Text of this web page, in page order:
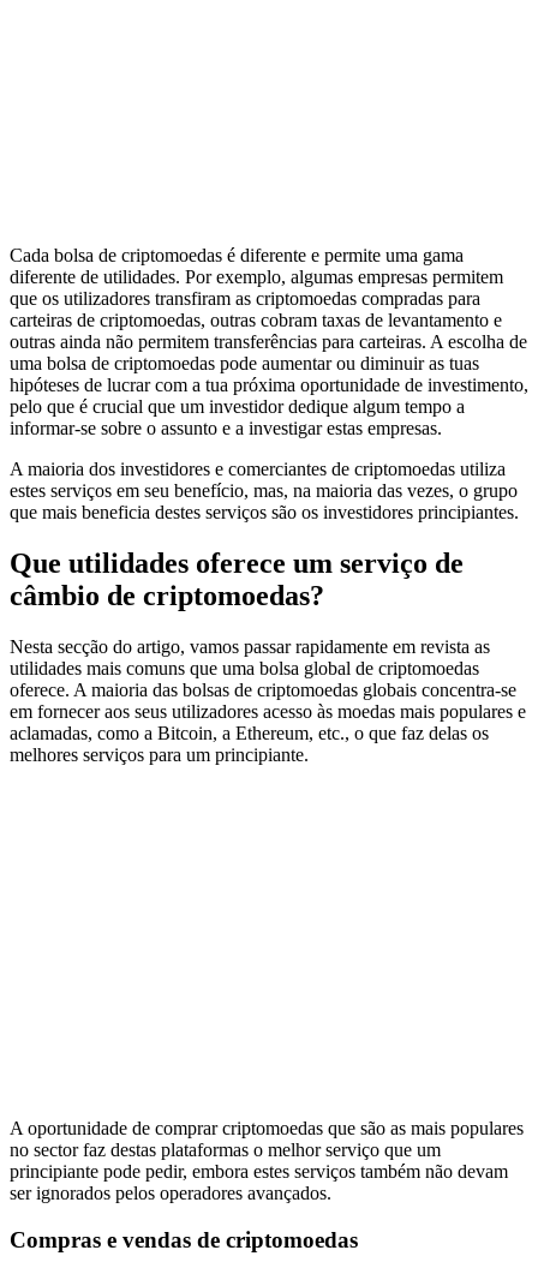
Cada bolsa de criptomoedas é diferente e permite uma gama
diferente de utilidades. Por exemplo, algumas empresas permitem
que os utilizadores transfiram as criptomoedas compradas para
carteiras de criptomoedas, outras cobram taxas de levantamento e
outras ainda não permitem transferências para carteiras. A escolha de
uma bolsa de criptomoedas pode aumentar ou diminuir as tuas
hipóteses de lucrar com a tua próxima oportunidade de investimento,
pelo que é crucial que um investidor dedique algum tempo a
informar-se sobre o assunto e a investigar estas empresas.
A maioria dos investidores e comerciantes de criptomoedas utiliza
estes serviços em seu benefício, mas, na maioria das vezes, o grupo
que mais beneficia destes serviços são os investidores principiantes.
Que utilidades oferece um serviço de
câmbio de criptomoedas?
Nesta secção do artigo, vamos passar rapidamente em revista as
utilidades mais comuns que uma bolsa global de criptomoedas
oferece. A maioria das bolsas de criptomoedas globais concentra-se
em fornecer aos seus utilizadores acesso às moedas mais populares e
aclamadas, como a Bitcoin, a Ethereum, etc., o que faz delas os
melhores serviços para um principiante.
A oportunidade de comprar criptomoedas que são as mais populares
no sector faz destas plataformas o melhor serviço que um
principiante pode pedir, embora estes serviços também não devam
ser ignorados pelos operadores avançados.
Compras e vendas de criptomoedas